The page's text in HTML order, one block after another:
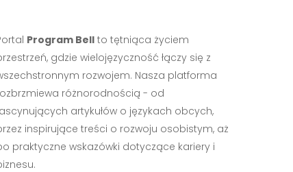
Program Bellto tętniąca życiem
gdzie wielojęzyczność łączy się z
rozwojem. Nasza platforma
różnorodnością - od
artykułów o językach obcych,
inspirujące treści o rozwoju osobistym, aż
praktyczne wskazówki dotyczące kariery i